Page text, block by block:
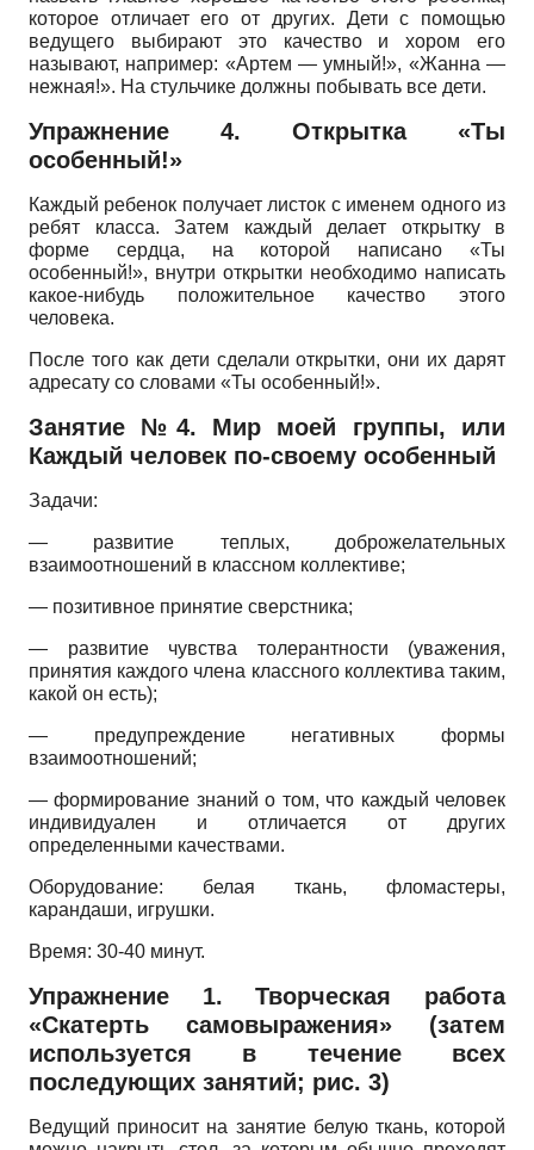
которое отличает его от других. Дети с помощью
ведущего выбирают это качество и хором его
называют, например: «Артем — умный!», «Жанна —
нежная!». На стульчике должны побывать все дети.
Упражнение 4. Открытка «Ты
особенный!»
Каждый ребенок получает листок с именем одного из
ребят класса. Затем каждый делает открытку в
форме сердца, на которой написано «Ты
особенный!», внутри открытки необходимо написать
какое-нибудь положительное качество этого
человека.
После того как дети сделали открытки, они их дарят
адресату со словами «Ты особенный!».
Занятие №4. Мир моей группы, или
Каждый человек по-своему особенный
Задачи:
— развитие теплых, доброжелательных
взаимоотношений в классном коллективе;
— позитивное принятие сверстника;
— развитие чувства толерантности (уважения,
принятия каждого члена классного коллектива таким,
какой он есть);
— предупреждение негативных формы
взаимоотношений;
— формирование знаний о том, что каждый человек
индивидуален и отличается от других
определенными качествами.
Оборудование: белая ткань, фломастеры,
карандаши, игрушки.
Время: 30-40 минут.
Упражнение 1. Творческая работа
«Скатерть самовыражения» (затем
используется в течение всех
последующих занятий; рис. 3)
Ведущий приносит на занятие белую ткань, которой